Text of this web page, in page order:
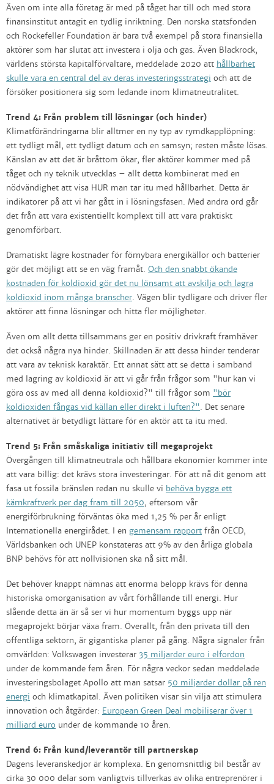
Även om inte alla företag är med på tåget har till och med stora
finansinstitut antagit en tydlig inriktning. Den norska statsfonden
och Rockefeller Foundation är bara två exempel på stora finansiella
aktörer som har slutat att investera i olja och gas. Även Blackrock,
världens största kapitalförvaltare, meddelade 2020 att hållbarhet
skulle vara en central del av deras investeringsstrategi och att de
försöker positionera sig som ledande inom klimatneutralitet.
Trend 4: Från problem till lösningar (och hinder)
Klimatförändringarna blir alltmer en ny typ av rymdkapplöpning:
ett tydligt mål, ett tydligt datum och en samsyn; resten måste lösas.
Känslan av att det är bråttom ökar, fler aktörer kommer med på
tåget och ny teknik utvecklas – allt detta kombinerat med en
nödvändighet att visa HUR man tar itu med hållbarhet. Detta är
indikatorer på att vi har gått in i lösningsfasen. Med andra ord går
det från att vara existentiellt komplext till att vara praktiskt
genomförbart.
Dramatiskt lägre kostnader för förnybara energikällor och batterier
gör det möjligt att se en väg framåt. Och den snabbt ökande
kostnaden för koldioxid gör det nu lönsamt att avskilja och lagra
koldioxid inom många branscher. Vägen blir tydligare och driver fler
aktörer att finna lösningar och hitta fler möjligheter.
Även om allt detta tillsammans ger en positiv drivkraft framhäver
det också några nya hinder. Skillnaden är att dessa hinder tenderar
att vara av teknisk karaktär. Ett annat sätt att se detta i samband
med lagring av koldioxid är att vi går från frågor som "hur kan vi
göra oss av med all denna koldioxid?" till frågor som "bör
koldioxiden fångas vid källan eller direkt i luften?". Det senare
alternativet är betydligt lättare för en aktör att ta itu med.
Trend 5: Från småskaliga initiativ till megaprojekt
Övergången till klimatneutrala och hållbara ekonomier kommer inte
att vara billig: det krävs stora investeringar. För att nå dit genom att
fasa ut fossila bränslen redan nu skulle vi behöva bygga ett
kärnkraftverk per dag fram till 2050, eftersom vår
energiförbrukning förväntas öka med 1,25 % per år enligt
Internationella energirådet. I en gemensam rapport från OECD,
Världsbanken och UNEP konstateras att 9% av den årliga globala
BNP behövs för att nollvisionen ska nå sitt mål.
Det behöver knappt nämnas att enorma belopp krävs för denna
historiska omorganisation av vårt förhållande till energi. Hur
slående detta än är så ser vi hur momentum byggs upp när
megaprojekt börjar växa fram. Överallt, från den privata till den
offentliga sektorn, är gigantiska planer på gång. Några signaler från
omvärlden: Volkswagen investerar 35 miljarder euro i elfordon
under de kommande fem åren. För några veckor sedan meddelade
investeringsbolaget Apollo att man satsar 50 miljarder dollar på ren
energi och klimatkapital. Även politiken visar sin vilja att stimulera
innovation och åtgärder: European Green Deal mobiliserar över 1
milliard euro under de kommande 10 åren.
Trend 6: Från kund/leverantör till partnerskap
Dagens leveranskedjor är komplexa. En genomsnittlig bil består av
cirka 30 000 delar som vanligtvis tillverkas av olika entreprenörer i